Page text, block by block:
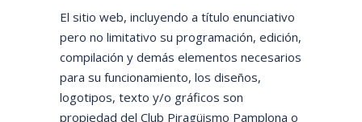
El sitio web, incluyendo a título enunciativo
pero no limitativo su programación, edición,
compilación y demás elementos necesarios
para su funcionamiento, los diseños,
logotipos, texto y/o gráficos son
propiedad del Club Piragüismo Pamplona o